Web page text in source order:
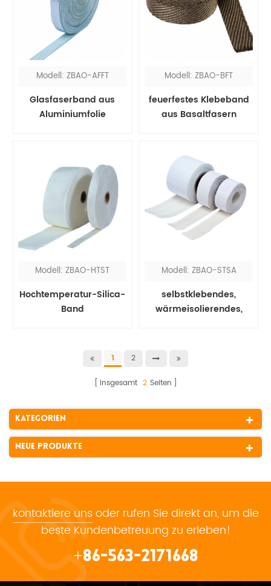
Modell: ZBAO-AFFT
Glasfaserband aus
Aluminiumfolie
Modell: ZBAO-BFT
feuerfestes Klebeband
aus Basaltfasern
Modell: ZBAO-HTST
Hochtemperatur-Silica-
Band
Modell: ZBAO-STSA
selbstklebendes,
wärmeisolierendes,
1 2
insgesamt 2 Seiten
Kategorien
Neue Produkte
kontaktiere unsoder rufen Sie direkt an, um die
beste Kundenbetreuung zu erleben!
+86-563-2171668